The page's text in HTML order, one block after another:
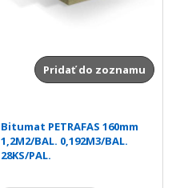
Pridať do zoznamu
Bitumat PETRAFAS 160mm
1,2M2/BAL. 0,192M3/BAL.
28KS/PAL.